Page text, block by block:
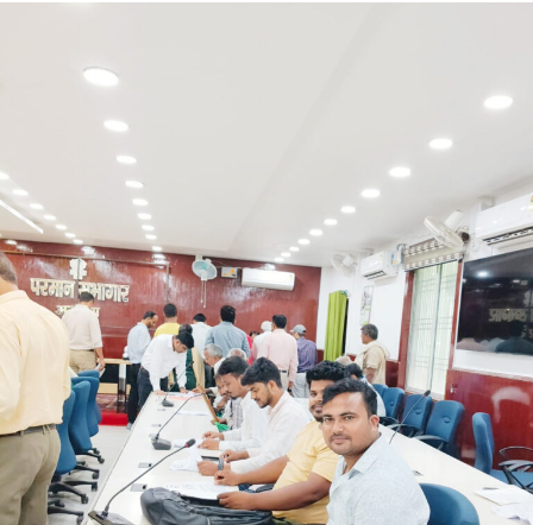
میں بنگلورو نہیں بن سکتا، تاہم میری جیت کے بعد
نظر آئے گی۔‘‘وہیں پرشانت کشور نے آج بھارتیہ
جنتا پارٹی (بی جے پی) کی اعلیٰ قیادت سے بہار کے
لیے ایک “اہل، ایماندار اور ترقی پسند” شخص کو
وزیر اعلیٰ مقرر کرنے کی اپیل کی۔ مسٹر کشور نے
دعویٰ کیا کہ بانکی پور اسمبلی ضمنی انتخاب کے
نتائج نے ریاست کی قیادت میں تبدیلی کے لیے عوام
کی خواہش کو واضح کر دیا ہے۔
انہوں نے بانکی پور ضمنی انتخاب میں جیت کی طرف بڑھتے
ہوئے گنتی مرکز کے باہر نامہ نگاروں سے بات چیت کرتے ہوئے
کہا کہ عوام نے نیشنل ڈیموکریٹک الائنس (این ڈی اے) کو 202
ایم ایل ایز کا مینڈیٹ دیا تھا۔ انہوں نے کہا کہ اب بی جے پی کی
ذمہ داری ہے کہ وہ بہار کی قیادت کسی ایسے شخص کے
سپرد کرے جس کا عکس بے داغ ہو اور جو تعلیم، روزگار اور گڈ
گورننس کو یقینی بنانے کے ساتھ ساتھ ہجرت (مائگریشن) کو
روک سکے۔
مسٹر کشور نے کہا کہ بہار کو ایک ایسے اچھے اور اہل وزیر